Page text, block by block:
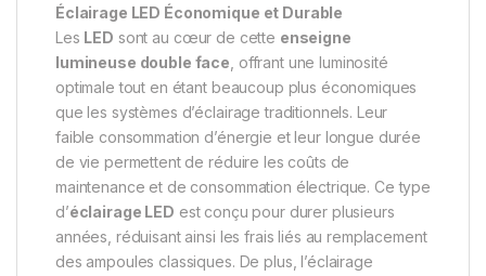
Éclairage LED Économique et Durable
Les LED sont au cœur de cette enseigne
lumineuse double face , offrant une luminosité
optimale tout en étant beaucoup plus économiques
que les systèmes d’éclairage traditionnels. Leur
faible consommation d’énergie et leur longue durée
de vie permettent de réduire les coûts de
maintenance et de consommation électrique. Ce type
d’éclairage LED est conçu pour durer plusieurs
années, réduisant ainsi les frais liés au remplacement
des ampoules classiques. De plus, l’éclairage